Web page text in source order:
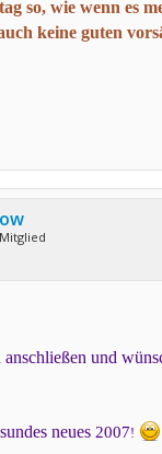
so, wie wenn es
keine guten
und
neues 2007!